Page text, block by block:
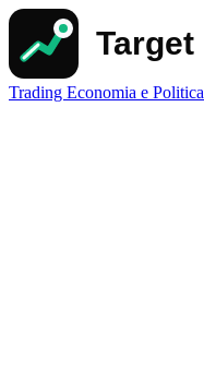
Trading Economia e Politica